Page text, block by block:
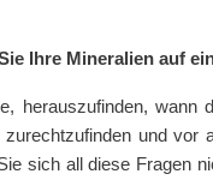
Ihre Mineralien auf
herauszufinden, wann
und
sich all diese Fragen